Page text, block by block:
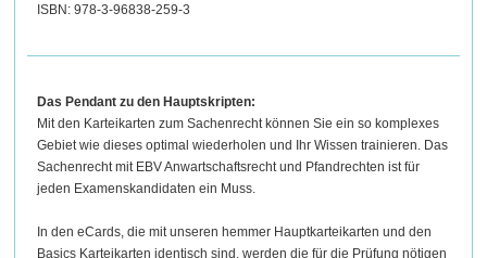
ISBN: 978-3-96838-259-3
Das Pendant zu den Hauptskripten:
Mit den Karteikarten zum Sachenrecht können Sie ein so komplexes
Gebiet wie dieses optimal wiederholen und Ihr Wissen trainieren. Das
Sachenrecht mit EBV Anwartschaftsrecht und Pfandrechten ist für
jeden Examenskandidaten ein Muss.
In den eCards, die mit unseren hemmer Hauptkarteikarten und den
Basics Karteikarten identisch sind, werden die für die Prüfung nötigen